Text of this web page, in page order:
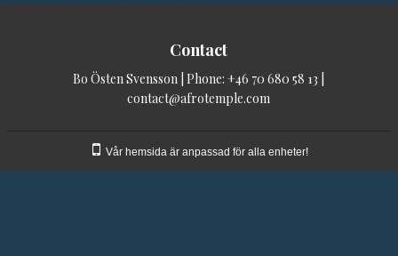
Contact
Bo Östen Svensson | Phone:+46 70 680 58 13
contact@afrotemple.com
Vår hemsida är anpassad för alla enheter!